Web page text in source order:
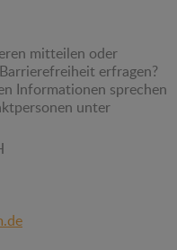
mitteilen oder
erfragen?
Informationen sprechen
unter